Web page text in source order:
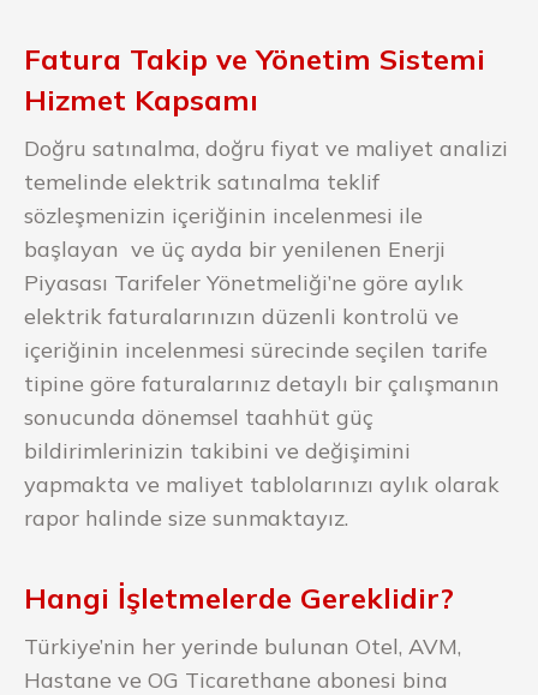
Fatura Takip ve Yönetim Sistemi
Hizmet Kapsamı
Doğru satınalma, doğru fiyat ve maliyet analizi
temelinde elektrik satınalma teklif
sözleşmenizin içeriğinin incelenmesi ile
başlayan ve üç ayda bir yenilenen Enerji
Piyasası Tarifeler Yönetmeliği’ne göre aylık
elektrik faturalarınızın düzenli kontrolü ve
içeriğinin incelenmesi sürecinde seçilen tarife
tipine göre faturalarınız detaylı bir çalışmanın
sonucunda dönemsel taahhüt güç
bildirimlerinizin takibini ve değişimini
yapmakta ve maliyet tablolarınızı aylık olarak
rapor halinde size sunmaktayız.
Hangi İşletmelerde Gereklidir?
Türkiye’nin her yerinde bulunan Otel, AVM,
Hastane ve OG Ticarethane abonesi bina